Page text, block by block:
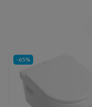
-65%